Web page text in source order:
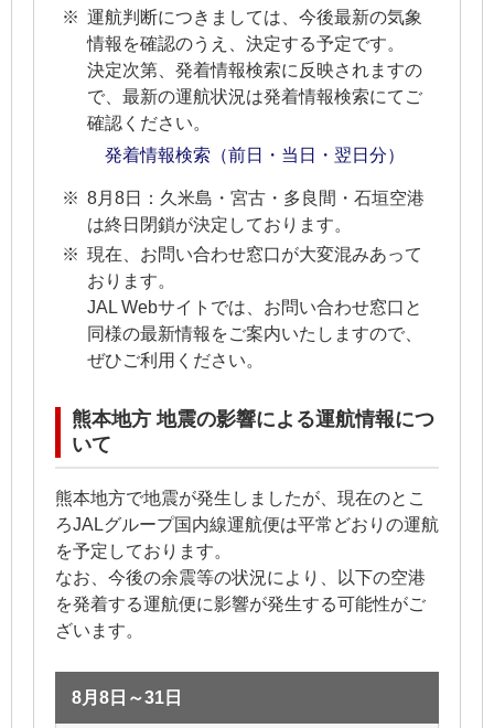
運航判断につきましては、今後最新の気象
情報を確認のうえ、決定する予定です。
決定次第、発着情報検索に反映されますの
で、最新の運航状況は発着情報検索にてご
確認ください。
発着情報検索（前日・当日・翌日分）
8月8日：久米島・宮古・多良間・石垣空港
は終日閉鎖が決定しております。
現在、お問い合わせ窓口が大変混みあって
おります。
JAL Webサイトでは、お問い合わせ窓口と
同様の最新情報をご案内いたしますので、
ぜひご利用ください。
熊本地方 地震の影響による運航情報につ
いて
熊本地方で地震が発生しましたが、現在のとこ
ろJALグループ国内線運航便は平常どおりの運航
を予定しております。
なお、今後の余震等の状況により、以下の空港
を発着する運航便に影響が発生する可能性がご
ざいます。
8月8日～31日